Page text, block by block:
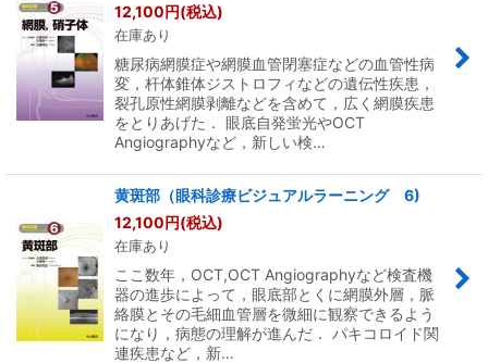
12,100円(税込)
在庫あり
糖尿病網膜症や網膜血管閉塞症などの血管性病
変，杆体錐体ジストロフィなどの遺伝性疾患，
裂孔原性網膜剥離などを含めて，広く網膜疾患
をとりあげた． 眼底自発蛍光やOCT
Angiographyなど，新しい検…
黄斑部（眼科診療ビジュアルラーニング 6)
12,100円(税込)
在庫あり
ここ数年，OCT,OCT Angiographyなど検査機
器の進歩によって，眼底部とくに網膜外層，脈
絡膜とその毛細血管層を微細に観察できるよう
になり，病態の理解が進んだ． パキコロイド関
連疾患など，新…